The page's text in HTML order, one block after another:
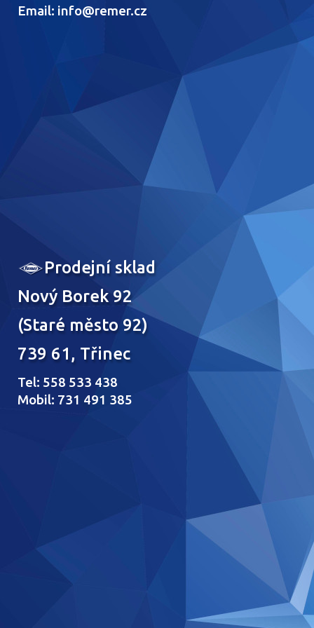
Email: info@remer.cz
Prodejní sklad
Nový Borek 92
(Staré město 92)
739 61, Třinec
Tel: 558 533 438
Mobil: 731 491 385